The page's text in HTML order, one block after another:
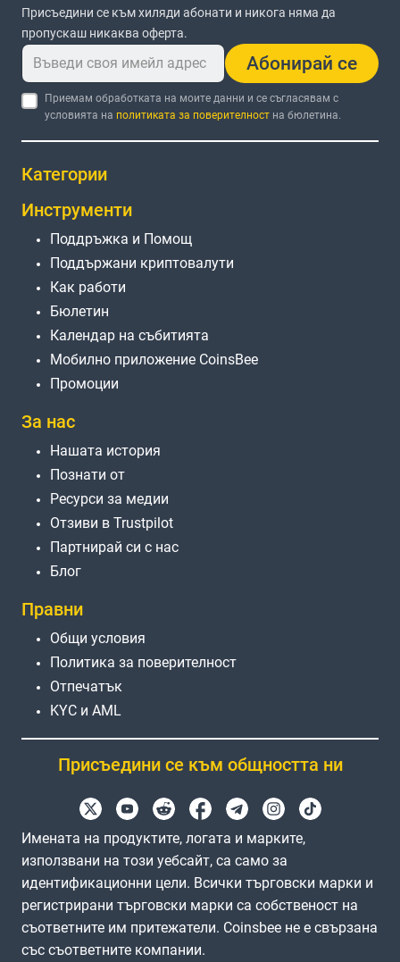
Присъедини се към хиляди абонати и никога няма да
пропускаш никаква оферта.
Абонирай се
Приемам обработката на моите данни и се съгласявам с
условията на политиката за поверителност на бюлетина.
Категории
Инструменти
Поддръжка и Помощ
Поддържани криптовалути
Как работи
Бюлетин
Календар на събитията
Мобилно приложение CoinsBee
Промоции
За нас
Нашата история
Познати от
Ресурси за медии
Отзиви в Trustpilot
Партнирай си с нас
Блог
Правни
Общи условия
Политика за поверителност
Отпечатък
KYC и AML
Присъедини се към общността ни
Имената на продуктите, логата и марките,
използвани на този уебсайт, са само за
идентификационни цели. Всички търговски марки и
регистрирани търговски марки са собственост на
съответните им притежатели. Coinsbee не е свързана
със съответните компании.